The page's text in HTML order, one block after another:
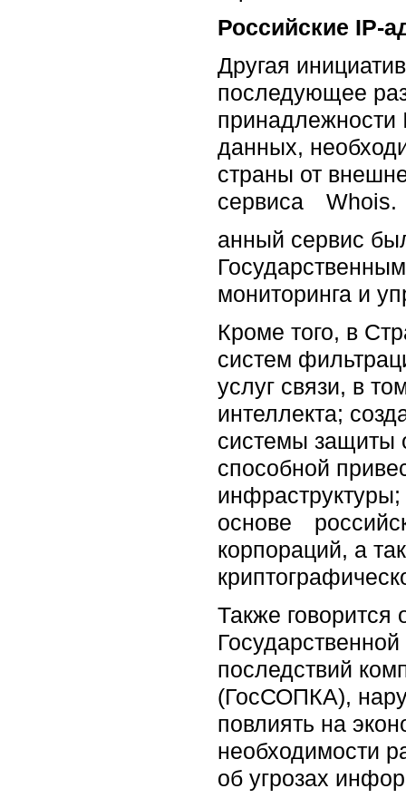
Российские IP-
Другая
последующее
данных,
страны от
сервиса Whois.
анный сервис
мониторинга и
Кроме того, в
систем
услуг связи, в
интеллекта;
системы защиты
способной
инфраструктуры;
основе
корпораций, а
Также говорится
последствий
(ГосСОПКА),
повлиять на
необходимости
об угрозах